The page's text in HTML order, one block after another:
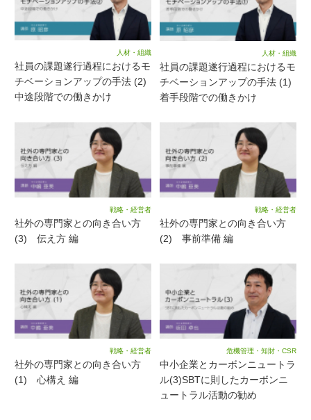
人材・組織
社員の課題遂行過程におけるモ
チベーションアップの手法 (2)
中途段階での働きかけ
人材・組織
社員の課題遂行過程におけるモ
チベーションアップの手法 (1)
着手段階での働きかけ
戦略・経営者
社外の専門家との向き合い方
(3) 伝え方 編
戦略・経営者
社外の専門家との向き合い方
(2) 事前準備 編
戦略・経営者
社外の専門家との向き合い方
(1) 心構え 編
危機管理・知財・CSR
中小企業とカーボンニュートラ
ル(3)SBTに則したカーボンニ
ュートラル活動の勧め